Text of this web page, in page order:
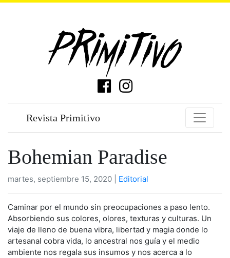
Revista Primitivo
Bohemian Paradise
martes, septiembre 15, 2020 | Editorial
Caminar por el mundo sin preocupaciones a paso lento.
Absorbiendo sus colores, olores, texturas y culturas. Un
viaje de lleno de buena vibra, libertad y magia donde lo
artesanal cobra vida, lo ancestral nos guía y el medio
ambiente nos regala sus insumos y nos acerca a lo